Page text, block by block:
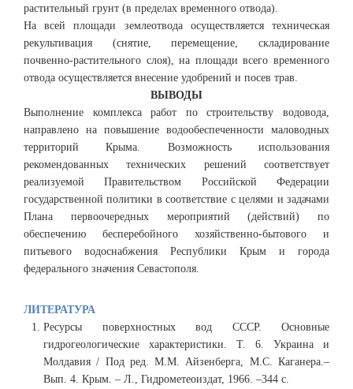
растительный грунт (в пределах временного отвода).
На всей площади землеотвода осуществляется техническая
рекультивация (снятие, перемещение, складирование
почвенно-растительного слоя), на площади всего временного
отвода осуществляется внесение удобрений и посев трав.
ВЫВОДЫ
Выполнение комплекса работ по строительству водовода,
направлено на повышение водообеспеченности маловодных
территорий Крыма. Возможность использования
рекомендованных технических решений соответствует
реализуемой Правительством Российской Федерации
государственной политики в соответствие с целями и задачами
Плана первоочередных мероприятий (действий) по
обеспечению бесперебойного хозяйственно-бытового и
питьевого водоснабжения Республики Крым и города
федерального значения Севастополя.
ЛИТЕРАТУРА
Ресурсы поверхностных вод СССР. Основные
гидрогеологические характеристики. Т. 6. Украина и
Молдавия / Под ред. М.М. Айзенберга, М.С. Каганера.–
Вып. 4. Крым. – Л., Гидрометеоиздат, 1966. –344 c.